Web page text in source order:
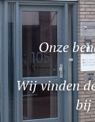
Onze
Wij vinden
bij